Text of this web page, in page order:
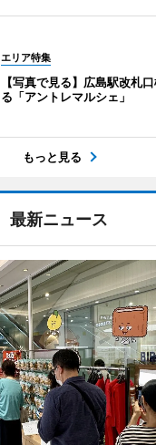
エリア特集
【写真で見る】広島駅改札
る「アントレマルシェ」
もっと見る
最新ニュース